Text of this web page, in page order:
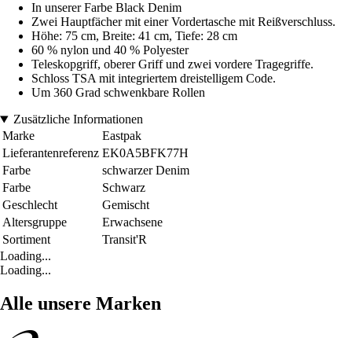
In unserer Farbe Black Denim
Zwei Hauptfächer mit einer Vordertasche mit Reißverschluss.
Höhe: 75 cm, Breite: 41 cm, Tiefe: 28 cm
60 % nylon und 40 % Polyester
Teleskopgriff, oberer Griff und zwei vordere Tragegriffe.
Schloss TSA mit integriertem dreistelligem Code.
Um 360 Grad schwenkbare Rollen
Zusätzliche Informationen
Marke
Eastpak
Lieferantenreferenz EK0A5BFK77H
Farbe
schwarzer Denim
Farbe
Schwarz
Geschlecht
Gemischt
Altersgruppe
Erwachsene
Sortiment
Transit'R
Loading...
Loading...
Alle unsere Marken